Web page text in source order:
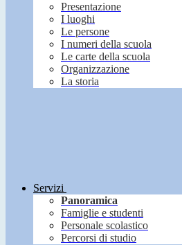
Presentazione
I luoghi
Le persone
I numeri della scuola
Le carte della scuola
Organizzazione
La storia
Servizi
Panoramica
Famiglie e studenti
Personale scolastico
Percorsi di studio